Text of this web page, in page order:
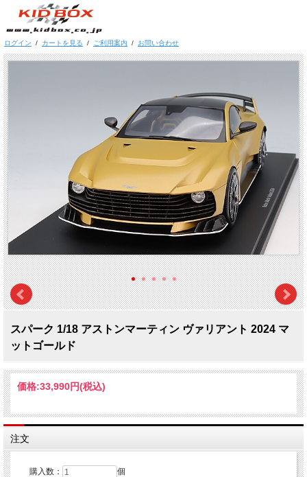
ログイン / カートを見る / ご利用案内 / お問い合わせ
スパーク 1/18 アストンマーティン ヴァリアント 2024 マ
ットゴールド
価格:33,990円(税込)
注文
購入数： 個